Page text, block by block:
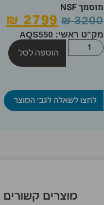
מוסמך NSF
₪3200
₪2799
מק"ט ראשי: AQS550
הוספה לסל
לחצו לשאלה לגבי המוצר
מוצרים קשורים